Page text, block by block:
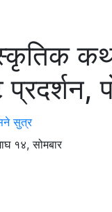
प्रदर्शन,
सुत्र
१४, सोमबार